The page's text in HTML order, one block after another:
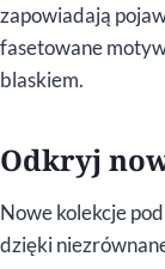
zapowiadają
fasetowane
blaskiem.
Odkryj
Nowe kolekcje
dzięki